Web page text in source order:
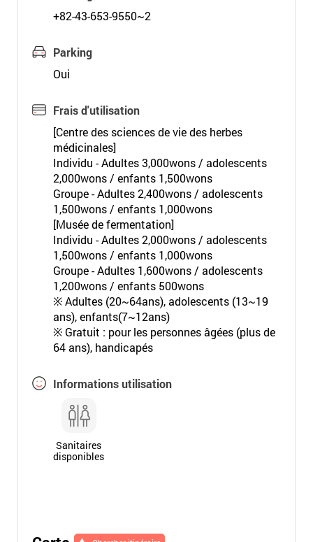
+82-43-653-9550~2
Parking
Oui
Frais d'utilisation
[Centre des sciences de vie des herbes
médicinales]
Individu - Adultes 3,000wons / adolescents
2,000wons / enfants 1,500wons
Groupe - Adultes 2,400wons / adolescents
1,500wons / enfants 1,000wons
[Musée de fermentation]
Individu - Adultes 2,000wons / adolescents
1,500wons / enfants 1,000wons
Groupe - Adultes 1,600wons / adolescents
1,200wons / enfants 500wons
※ Adultes (20~64ans), adolescents (13~19
ans), enfants(7~12ans)
※ Gratuit : pour les personnes âgées (plus de
64 ans), handicapés
Informations utilisation
Sanitaires
disponibles